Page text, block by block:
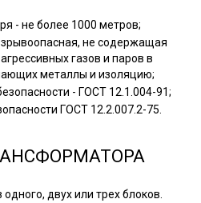
- не более 1000 метров;
не содержащая
газов и паров в
металлы и изоляцию;
- ГОСТ 12.1.004-91;
ГОСТ 12.2.007.2-75.
двух или трех блоков.